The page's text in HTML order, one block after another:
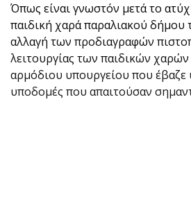
Όπως είναι γνωστόν μετά το
παιδική χαρά παραλιακού δήμου
αλλαγή των προδιαγραφών
λειτουργίας των παιδικών
αρμόδιου υπουργείου που έβαζε
υποδομές που απαιτούσαν